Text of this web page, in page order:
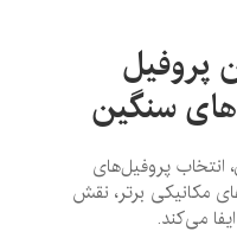
سنگین
پروفیل‌های
برتر، نقش